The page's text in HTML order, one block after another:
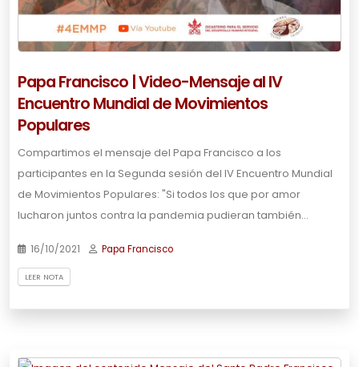
Papa Francisco | Video-Mensaje al IV
Encuentro Mundial de Movimientos
Populares
Compartimos el mensaje del Papa Francisco a los
participantes en la Segunda sesión del IV Encuentro Mundial
de Movimientos Populares: "Si todos los que por amor
lucharon juntos contra la pandemia pudieran también…
16/10/2021 Papa Francisco
LEER NOTA